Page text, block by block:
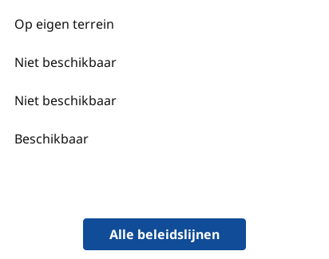
Op eigen terrein
Niet beschikbaar
Niet beschikbaar
Beschikbaar
Alle beleidslijnen